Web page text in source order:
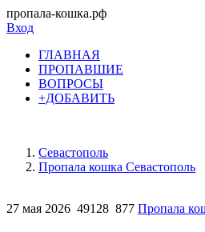
пропала-кошка.рф
Вход
ГЛАВНАЯ
ПРОПАВШИЕ
ВОПРОСЫ
+ДОБАВИТЬ
Севастополь
Пропала кошка Севастополь
27 мая 2026 49128 877 Пропала